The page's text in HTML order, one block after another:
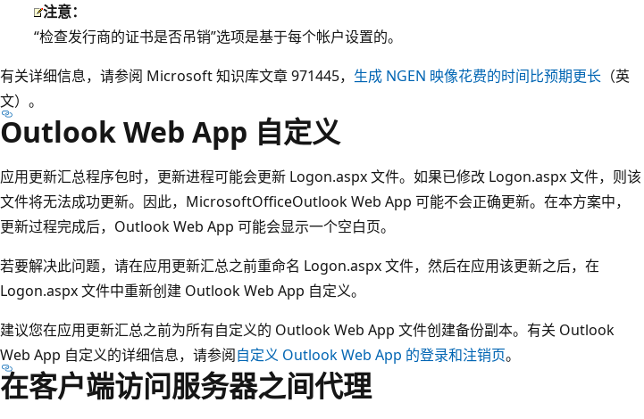
注意：
“检查发行商的证书是否吊销”选项是基于每个帐户设置的。
有关详细信息，请参阅 Microsoft 知识库文章 971445， 生成 NGEN 映像花费的时间比预期更长 （英
文）。
Outlook Web App 自定义
应用更新汇总程序包时，更新进程可能会更新 Logon.aspx 文件。如果已修改 Logon.aspx 文件，则该
文件将无法成功更新。因此，MicrosoftOfficeOutlook Web App 可能不会正确更新。在本方案中，
更新过程完成后，Outlook Web App 可能会显示一个空白页。
若要解决此问题，请在应用更新汇总之前重命名 Logon.aspx 文件，然后在应用该更新之后，在
Logon.aspx 文件中重新创建 Outlook Web App 自定义。
建议您在应用更新汇总之前为所有自定义的 Outlook Web App 文件创建备份副本。有关 Outlook
Web App 自定义的详细信息，请参阅自定义 Outlook Web App 的登录和注销页。
在客户端访问服务器之间代理